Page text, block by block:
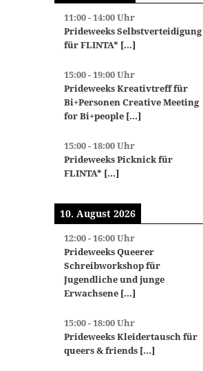
11:00-14:00Uhr
Prideweeks Selbstverteidigung
für FLINTA* [...]
15:00-19:00Uhr
Prideweeks Kreativtreff für
Bi+Personen Creative Meeting
for Bi+people [...]
15:00-18:00Uhr
Prideweeks Picknick für
FLINTA* [...]
10. August 2026
12:00-16:00Uhr
Prideweeks Queerer
Schreibworkshop für
Jugendliche und junge
Erwachsene [...]
15:00-18:00Uhr
Prideweeks Kleidertausch für
queers & friends [...]